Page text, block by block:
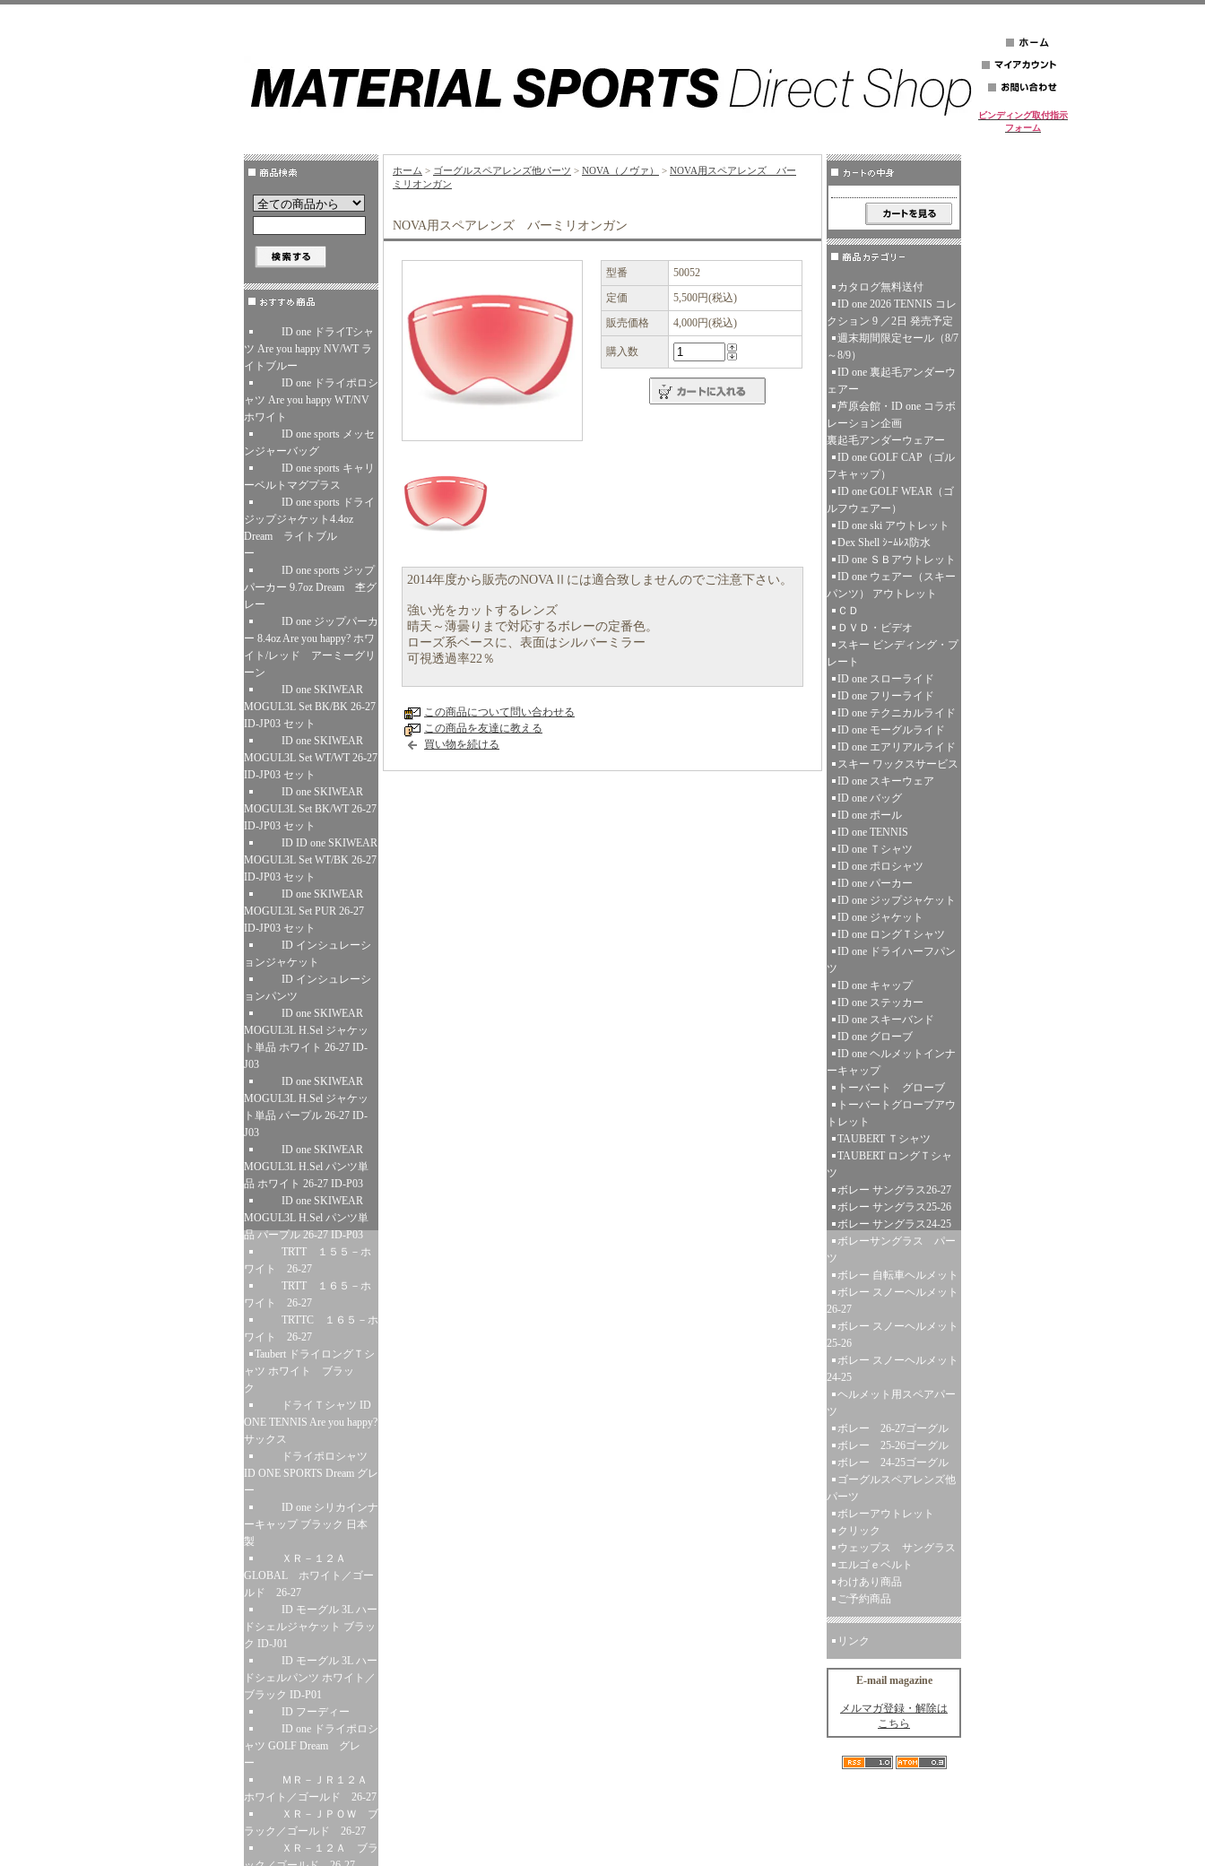
ビンディング取付指示
フォーム
ID one ドライTシャ
ツ Are you happy NV/WT ラ
イトブルー
ID one ドライポロシ
ャツ Are you happy WT/NV
ホワイト
ID one sports メッセ
ンジャーバッグ
ID one sports キャリ
ーベルトマグプラス
ID one sports ドライ
ジップジャケット4.4oz
Dream ライトブル
ー
ID one sports ジップ
パーカー 9.7oz Dream 杢グ
レー
ID one ジップパーカ
ー 8.4oz Are you happy? ホワ
イト/レッド アーミーグリ
ーン
ID one SKIWEAR
MOGUL3L Set BK/BK 26-27
ID-JP03 セット
ID one SKIWEAR
MOGUL3L Set WT/WT 26-27
ID-JP03 セット
ID one SKIWEAR
MOGUL3L Set BK/WT 26-27
ID-JP03 セット
ID ID one SKIWEAR
MOGUL3L Set WT/BK 26-27
ID-JP03 セット
ID one SKIWEAR
MOGUL3L Set PUR 26-27
ID-JP03 セット
ID インシュレーシ
ョンジャケット
ID インシュレーシ
ョンパンツ
ID one SKIWEAR
MOGUL3L H.Sel ジャケッ
ト単品 ホワイト 26-27 ID-
J03
ID one SKIWEAR
MOGUL3L H.Sel ジャケッ
ト単品 パープル 26-27 ID-
J03
ID one SKIWEAR
MOGUL3L H.Sel パンツ単
品 ホワイト 26-27 ID-P03
ID one SKIWEAR
MOGUL3L H.Sel パンツ単
品 パープル 26-27 ID-P03
TRTT １５５－ホ
ワイト 26-27
TRTT １６５－ホ
ワイト 26-27
TRTTC １６５－ホ
ワイト 26-27
Taubert ドライロングＴシ
ャツ ホワイト ブラッ
ク
ドライＴシャツ ID
ONE TENNIS Are you happy?
サックス
ドライポロシャツ
ID ONE SPORTS Dream グレ
ー
ID one シリカインナ
ーキャップ ブラック 日本
製
ＸＲ－１２Ａ
GLOBAL ホワイト／ゴー
ルド 26-27
ID モーグル 3L ハー
ドシェルジャケット ブラッ
ク ID-J01
ID モーグル 3L ハー
ドシェルパンツ ホワイト／
ブラック ID-P01
ID フーディー
ID one ドライポロシ
ャツ GOLF Dream グレ
ー
ＭＲ－ＪＲ１２Ａ
ホワイト／ゴールド 26-27
ＸＲ－ＪＰＯＷ ブ
ラック／ゴールド 26-27
ＸＲ－１２Ａ ブラ
ホーム > ゴーグルスペアレンズ他パーツ > NOVA（ノヴァ） > NOVA用スペアレンズ バー
ミリオンガン
NOVA用スペアレンズ バーミリオンガン
型番
50052
定価
5,500円(税込)
販売価格
4,000円(税込)
購入数
2014年度から販売のNOVAⅡには適合致しませんのでご注意下さい。
強い光をカットするレンズ
晴天～薄曇りまで対応するボレーの定番色。
ローズ系ベースに、表面はシルバーミラー
可視透過率22％
この商品について問い合わせる
この商品を友達に教える
買い物を続ける
カタログ無料送付
ID one 2026 TENNIS コレ
クション 9 ／2日 発売予定
週末期間限定セール（8/7
～8/9）
ID one 裏起毛アンダーウ
ェアー
芦原会館・ID one コラボ
レーション企画
裏起毛アンダーウェアー
ID one GOLF CAP（ゴル
フキャップ）
ID one GOLF WEAR（ゴ
ルフウェアー）
ID one ski アウトレット
Dex Shell ｼｰﾑﾚｽ防水
ID one ＳＢアウトレット
ID one ウェアー（スキー
パンツ） アウトレット
ＣＤ
ＤＶＤ・ビデオ
スキー ビンディング・プ
レート
ID one スローライド
ID one フリーライド
ID one テクニカルライド
ID one モーグルライド
ID one エアリアルライド
スキー ワックスサービス
ID one スキーウェア
ID one バッグ
ID one ポール
ID one TENNIS
ID one Ｔシャツ
ID one ポロシャツ
ID one パーカー
ID one ジップジャケット
ID one ジャケット
ID one ロングＴシャツ
ID one ドライハーフパン
ツ
ID one キャップ
ID one ステッカー
ID one スキーバンド
ID one グローブ
ID one ヘルメットインナ
ーキャップ
トーバート グローブ
トーバートグローブアウ
トレット
TAUBERT Ｔシャツ
TAUBERT ロングＴシャ
ツ
ボレー サングラス26-27
ボレー サングラス25-26
ボレー サングラス24-25
ボレーサングラス パー
ツ
ボレー 自転車ヘルメット
ボレー スノーヘルメット
26-27
ボレー スノーヘルメット
25-26
ボレー スノーヘルメット
24-25
ヘルメット用スペアパー
ツ
ボレー 26-27ゴーグル
ボレー 25-26ゴーグル
ボレー 24-25ゴーグル
ゴーグルスペアレンズ他
パーツ
ボレーアウトレット
クリック
ウェップス サングラス
エルゴｅベルト
わけあり商品
ご予約商品
リンク
E-mail magazine
メルマガ登録・解除は
こちら